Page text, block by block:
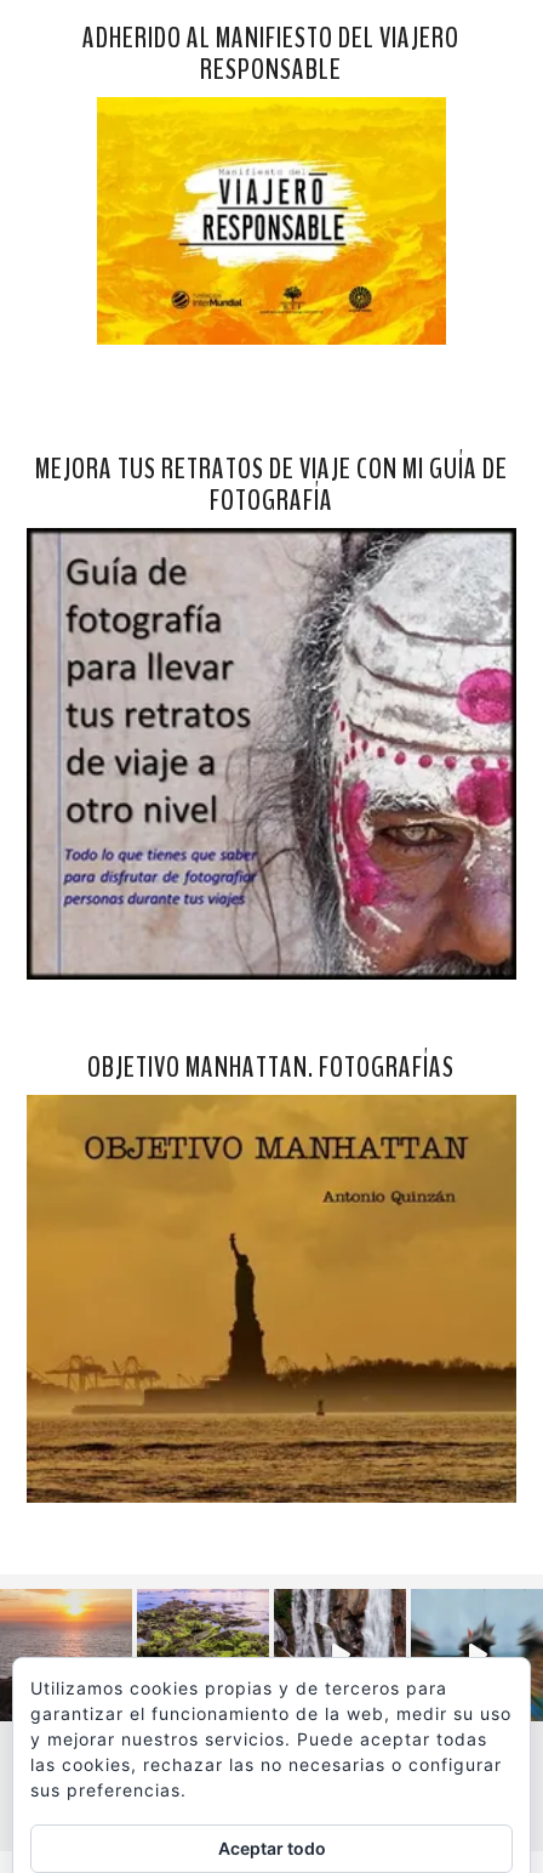
ADHERIDO AL MANIFIESTO DEL VIAJERO
RESPONSABLE
MEJORA TUS RETRATOS DE VIAJE CON MI GUÍA DE
FOTOGRAFÍA
OBJETIVO MANHATTAN. FOTOGRAFÍAS
VER MÁS
Utilizamos cookies propias y de terceros para
garantizar el funcionamiento de la web, medir su uso
y mejorar nuestros servicios. Puede aceptar todas
las cookies, rechazar las no necesarias o configurar
sus preferencias.
Aceptar todo